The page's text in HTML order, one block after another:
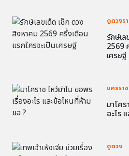
ดูดวงร
รักษ์เ
2569
เศรษฐี
นครรา
มาโค
อะไร
ดูดวง